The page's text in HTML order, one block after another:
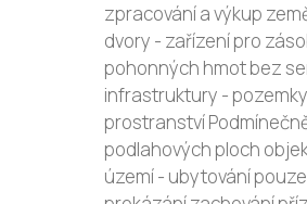
zpracování a výkup
dvory - zařízení pro
pohonných hmot bez
infrastruktury -
prostranství
podlahových ploch
území - ubytování